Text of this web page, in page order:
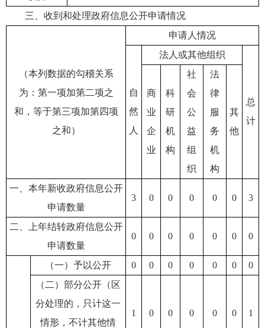
三、收到和处理政府信息公开申请情况
（本列数据的勾稽关系
为：第一项加第二项之
和，等于第三项加第四项
之和）
申请人情况
自
然
人
法人或其他组织
总
计
商
业
企
业
科
研
机
构
社
会
公
益
组
织
法
律
服
务
机
构
其
他
一、本年新收政府信息公开
申请数量
3 0 0 0 0 0 3
二、上年结转政府信息公开
申请数量
0 0 0 0 0 0 0
（一）予以公开 0 0 0 0 0 0
0
（二）部分公开（区
分处理的，只计这一
情形，不计其他情
1 0 0 0 0 0 1